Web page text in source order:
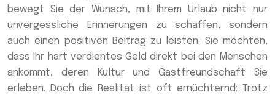
bewegt Sie der Wunsch, mit Ihrem Urlaub nicht nur
unvergessliche Erinnerungen zu schaffen, sondern
auch einen positiven Beitrag zu leisten. Sie möchten,
dass Ihr hart verdientes Geld direkt bei den Menschen
ankommt, deren Kultur und Gastfreundschaft Sie
erleben. Doch die Realität ist oft ernüchternd: Trotz